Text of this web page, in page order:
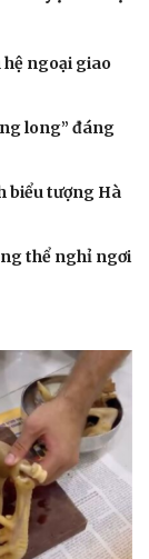
ngoại giao
long” đáng
biểu tượng Hà
thể nghỉ ngơi